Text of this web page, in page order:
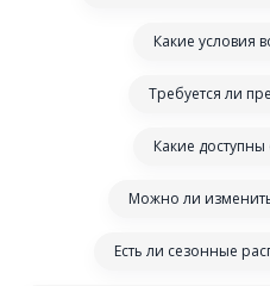
Какие условия
Требуется ли
Какие
Можно ли
Есть ли сезонные